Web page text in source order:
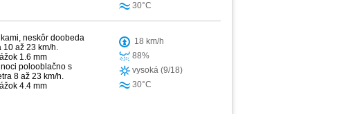
30°C
neskôr doobeda
10 až 23 km/h.
1.6 mm
polooblačno s
8 až 23 km/h.
4.4 mm
18 km/h
88%
vysoká (9/18)
30°C